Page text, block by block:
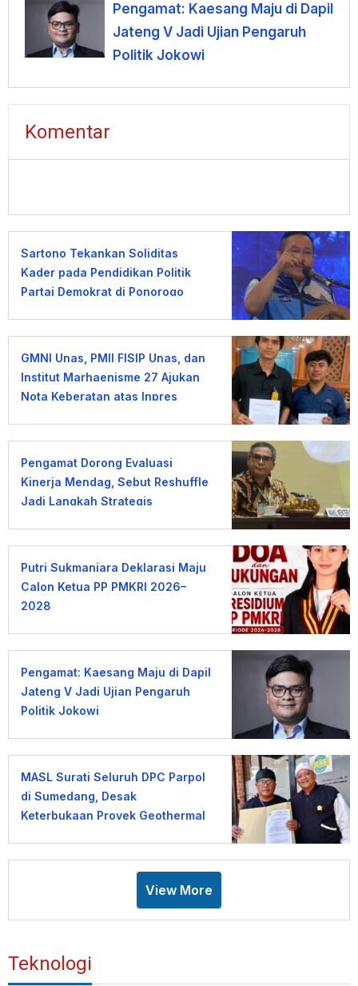
Pengamat: Kaesang Maju di Dapil
Jateng V Jadi Ujian Pengaruh
Politik Jokowi
Komentar
Sartono Tekankan Soliditas
Kader pada Pendidikan Politik
Partai Demokrat di Ponorogo
GMNI Unas, PMII FISIP Unas, dan
Institut Marhaenisme 27 Ajukan
Nota Keberatan atas Inpres
Pengamat Dorong Evaluasi
Kinerja Mendag, Sebut Reshuffle
Jadi Langkah Strategis
Putri Sukmaniara Deklarasi Maju
Calon Ketua PP PMKRI 2026–
2028
Pengamat: Kaesang Maju di Dapil
Jateng V Jadi Ujian Pengaruh
Politik Jokowi
MASL Surati Seluruh DPC Parpol
di Sumedang, Desak
Keterbukaan Proyek Geothermal
View More
Teknologi